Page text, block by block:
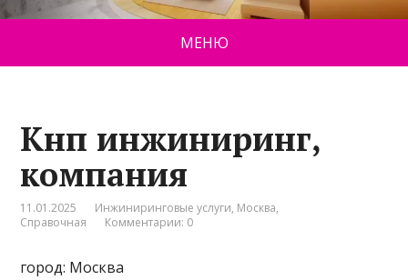
МЕНЮ
Кнп инжиниринг,
компания
11.01.2025 Инжиниринговые услуги, Москва,
Справочная
Комментарии: 0
город: Москва